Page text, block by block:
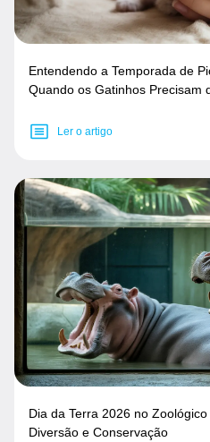
Entendendo a Temporada de
Quando os Gatinhos Precisam
Ler o artigo
Dia da Terra 2026 no
Diversão e Conservação